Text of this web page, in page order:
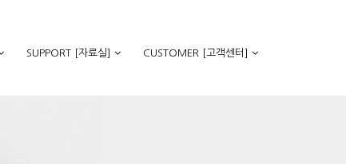
SUPPORT [자료실] CUSTOMER [고객센터]